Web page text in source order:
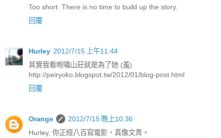
Too short. There is no time to build up the story.
回覆
Hurley 2012/7/15 上午11:44
其實我看咆嘯山莊就是為了她 (羞)
http://peiryoko.blogspot.tw/2012/01/blog-post.html
回覆
Orange
2012/7/15 晚上10:36
Hurley, 你正經八百寫電影，真像文青。